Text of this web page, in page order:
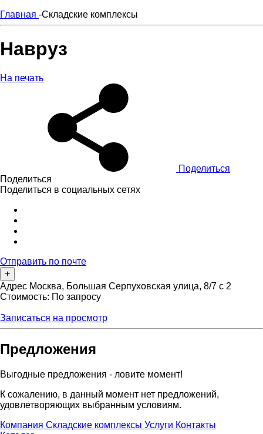
Главная -Складские комплексы
Навруз
На печать
Поделиться
Поделиться
Поделиться в социальных сетях
Отправить по почте
+
Адрес Москва, Большая Серпуховская улица, 8/7 с 2
Стоимость: По запросу
Записаться на просмотр
Предложения
Выгодные предложения - ловите момент!
К сожалению, в данный момент нет предложений,
удовлетворяющих выбранным условиям.
Компания Складские комплексы Услуги Контакты